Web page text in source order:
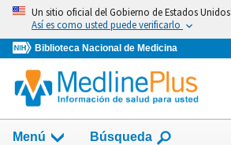
Omita
vaya
al
Contenido
Un sitio oficial del Gobierno de Estados Unidos
Así es como usted puede verificarlo
Biblioteca Nacional de Medicina
Menú
Mostrar
Búsqueda